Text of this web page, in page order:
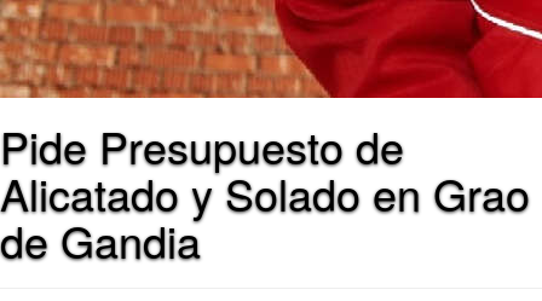
Pide Presupuesto de
Alicatado y Solado en Grao
de Gandia